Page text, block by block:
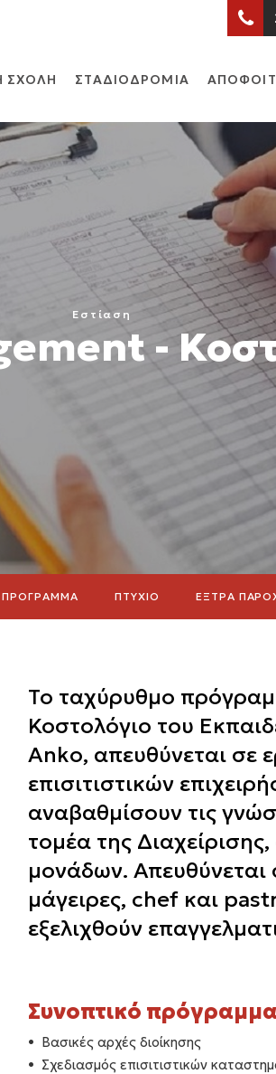
ΣΧΟΛΗ ΣΤΑΔΙΟΔΡΟΜΙΑ
Εστίαση
-
ΠΡΟΓΡΑΜΜΑ ΠΤΥΧΙΟ ΕΞΤΡΑ
Το ταχύρυθμο
Κοστολόγιο του
Anko, απευθύνεται σε
επισιτιστικών
αναβαθμίσουν τις
τομέα της
μονάδων.
μάγειρες, chef και
εξελιχθούν
Συνοπτικό
Βασικές αρχές διοίκησης
Σχεδιασμός επισιτιστικών